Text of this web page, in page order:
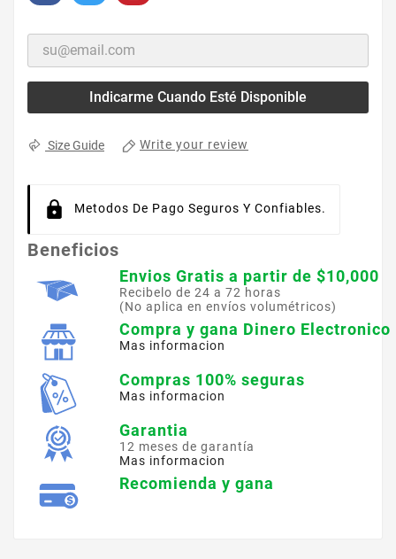
Indicarme Cuando Esté Disponible
Size Guide Write your review
Metodos De Pago Seguros Y Confiables.
Beneficios
Envios Gratis a partir de $10,000
Recibelo de 24 a 72 horas
(No aplica en envíos volumétricos)
Compra y gana Dinero Electronico
Mas informacion
Compras 100% seguras
Mas informacion
Garantia
12 meses de garantía
Mas informacion
Recomienda y gana